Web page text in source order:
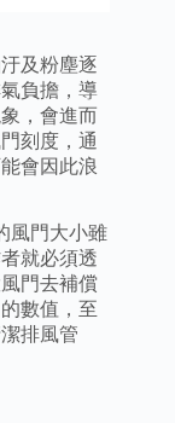
及粉塵逐
負擔，導
，會進而
刻度，通
會因此浪
風門大小雖
就必須透
門去補償
數值，至
排風管